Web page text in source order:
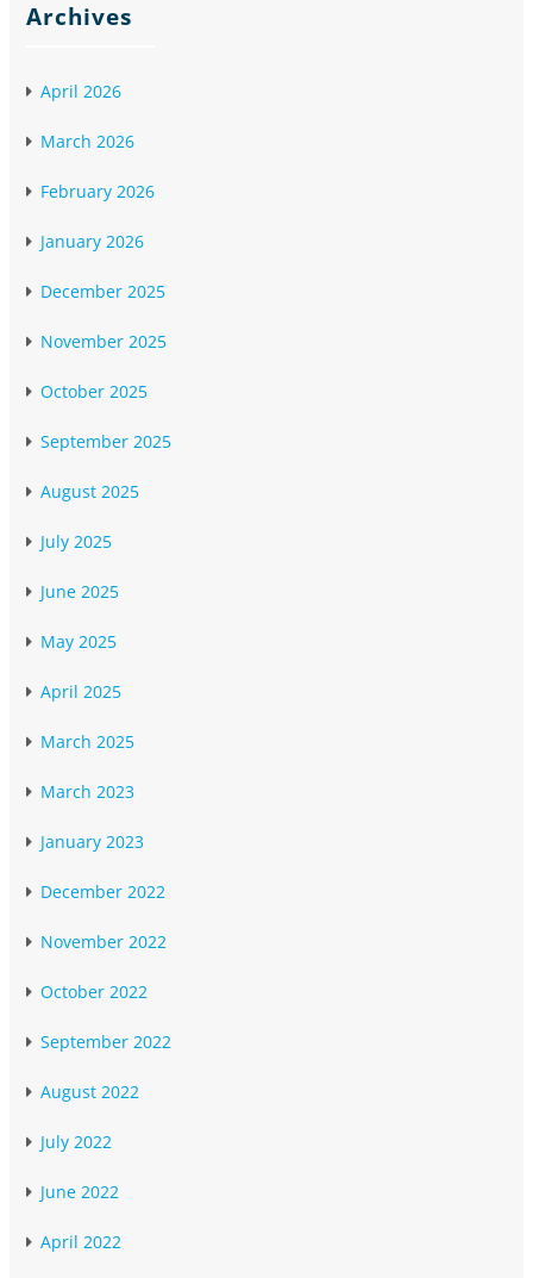
Archives
April 2026
March 2026
February 2026
January 2026
December 2025
November 2025
October 2025
September 2025
August 2025
July 2025
June 2025
May 2025
April 2025
March 2025
March 2023
January 2023
December 2022
November 2022
October 2022
September 2022
August 2022
July 2022
June 2022
April 2022